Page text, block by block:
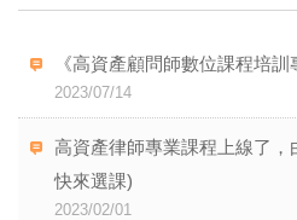
《高資產顧問師數位課程培
2023/07/14
高資產律師專業課程上線了
快來選課)
2023/02/01